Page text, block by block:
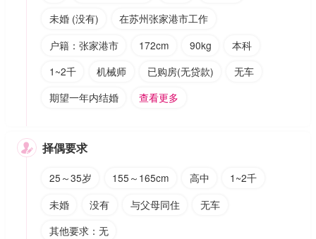
未婚 (没有)
在苏州张家港市工作
户籍：张家港市
172cm 90kg
本科
1~2千
机械师 已购房(无贷款)
无车
期望一年内结婚
查看更多
 择偶要求
25～35岁 155～165cm 高中
1~2千
未婚
没有 与父母同住
无车
其他要求：无